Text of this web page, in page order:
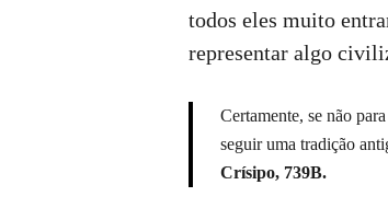
todos eles muito
representar algo
Certamente, se não
seguir uma tradição
Crísipo, 739B.